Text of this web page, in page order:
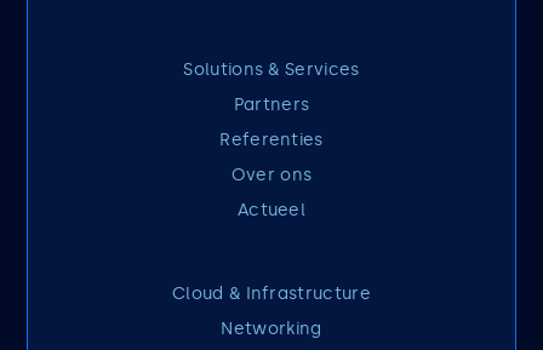
Solutions & Services
Partners
Referenties
Over ons
Actueel
Cloud & Infrastructure
Networking